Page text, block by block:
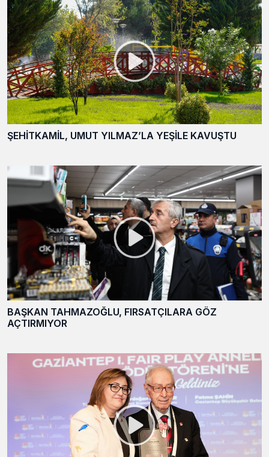
ŞEHİTKAMİL, UMUT YILMAZ’LA YEŞİLE KAVUŞTU
BAŞKAN TAHMAZOĞLU, FIRSATÇILARA GÖZ
AÇTIRMIYOR